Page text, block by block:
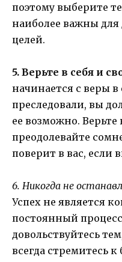
поэтому выберите
наиболее важны
целей.
5. Верьте в себя и
начинается с веры
преследовали, вы
ее возможно.
преодолевайте
поверит в вас, если
6. Никогда не
Успех не является
постоянный
довольствуйтесь
всегда стремитесь